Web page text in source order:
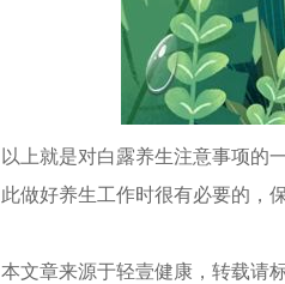
以上就是对白露养生注意事项的
此做好养生工作时很有必要的，
本文章来源于轻壹健康，转载请